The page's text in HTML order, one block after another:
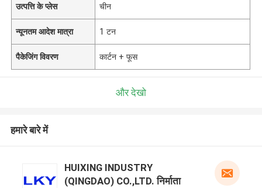
उत्पत्ति के प्लेस चीन
न्यूनतम आदेश मात्रा 1 टन
पैकेजिंग विवरण कार्टन + फूस
और देखो
हमारे बारे में
HUIXING INDUSTRY
(QINGDAO) CO.,LTD. निर्माता